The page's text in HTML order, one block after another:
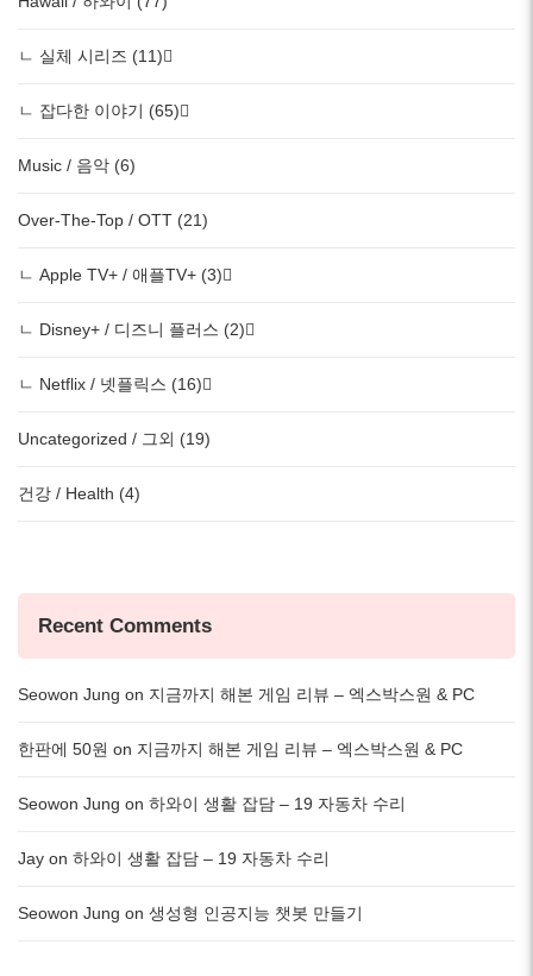
ㄴ 실체 시리즈 (11)
ㄴ 잡다한 이야기 (65)
Music / 음악 (6)
Over-The-Top / OTT (21)
ㄴ Apple TV+ / 애플TV+ (3)
ㄴ Disney+ / 디즈니 플러스 (2)
ㄴ Netflix / 넷플릭스 (16)
Uncategorized / 그외 (19)
건강 / Health (4)
Recent Comments
Seowon Jung on 지금까지 해본 게임 리뷰 – 엑스박스원 & PC
한판에 50원 on 지금까지 해본 게임 리뷰 – 엑스박스원 & PC
Seowon Jung on 하와이 생활 잡담 – 19 자동차 수리
Jay on 하와이 생활 잡담 – 19 자동차 수리
Seowon Jung on 생성형 인공지능 챗봇 만들기